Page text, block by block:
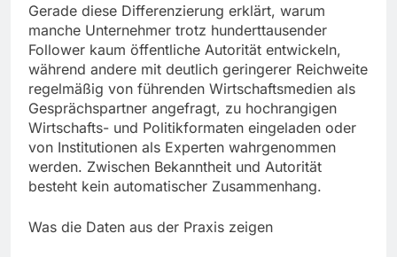
Gerade diese Differenzierung erklärt, warum
manche Unternehmer trotz hunderttausender
Follower kaum öffentliche Autorität entwickeln,
während andere mit deutlich geringerer Reichweite
regelmäßig von führenden Wirtschaftsmedien als
Gesprächspartner angefragt, zu hochrangigen
Wirtschafts- und Politikformaten eingeladen oder
von Institutionen als Experten wahrgenommen
werden. Zwischen Bekanntheit und Autorität
besteht kein automatischer Zusammenhang.
Was die Daten aus der Praxis zeigen